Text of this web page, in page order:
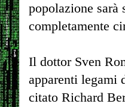
popolazione sarà
completamente
Il dottor Sven
apparenti legami
citato Richard